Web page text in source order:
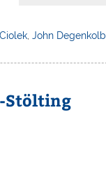
, John Degenkolb
Stölting